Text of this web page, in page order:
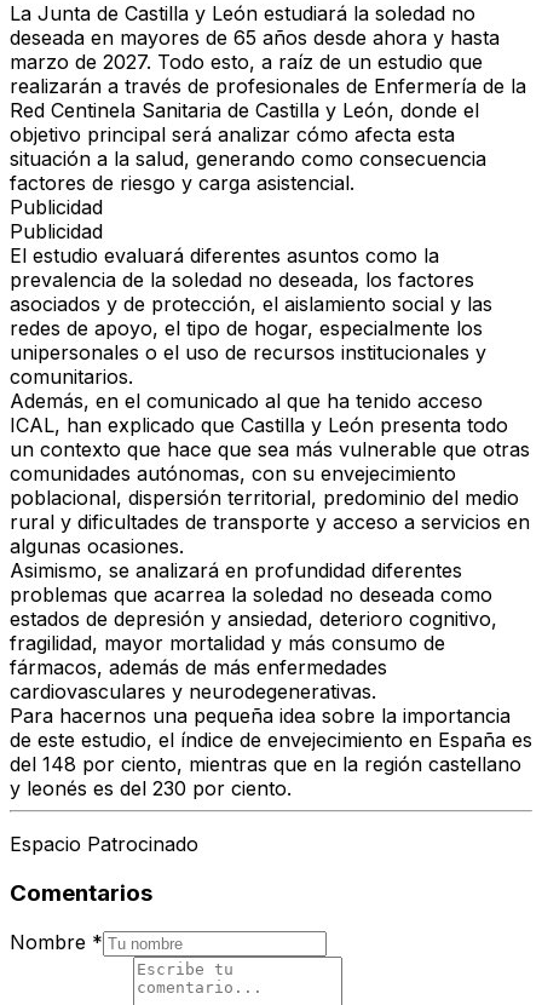
La Junta de Castilla y León estudiará la soledad no
deseada en mayores de 65 años desde ahora y hasta
marzo de 2027. Todo esto, a raíz de un estudio que
realizarán a través de profesionales de Enfermería de la
Red Centinela Sanitaria de Castilla y León, donde el
objetivo principal será analizar cómo afecta esta
situación a la salud, generando como consecuencia
factores de riesgo y carga asistencial.
Publicidad
Publicidad
El estudio evaluará diferentes asuntos como la
prevalencia de la soledad no deseada, los factores
asociados y de protección, el aislamiento social y las
redes de apoyo, el tipo de hogar, especialmente los
unipersonales o el uso de recursos institucionales y
comunitarios.
Además, en el comunicado al que ha tenido acceso
ICAL, han explicado que Castilla y León presenta todo
un contexto que hace que sea más vulnerable que otras
comunidades autónomas, con su envejecimiento
poblacional, dispersión territorial, predominio del medio
rural y dificultades de transporte y acceso a servicios en
algunas ocasiones.
Asimismo, se analizará en profundidad diferentes
problemas que acarrea la soledad no deseada como
estados de depresión y ansiedad, deterioro cognitivo,
fragilidad, mayor mortalidad y más consumo de
fármacos, además de más enfermedades
cardiovasculares y neurodegenerativas.
Para hacernos una pequeña idea sobre la importancia
de este estudio, el índice de envejecimiento en España es
del 148 por ciento, mientras que en la región castellano
y leonés es del 230 por ciento.
Espacio Patrocinado
Comentarios
Nombre *